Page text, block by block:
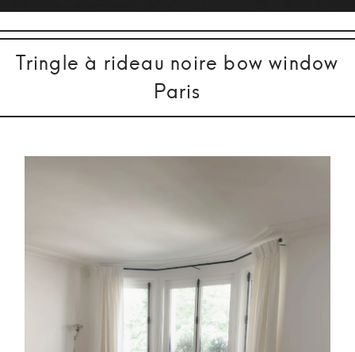
Tringle à rideau noire bow window
Paris